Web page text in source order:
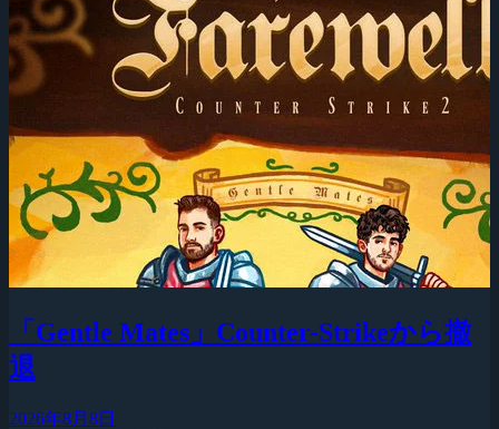
「Gentle Mates」Counter-Strikeから撤
退
2026年8月8日